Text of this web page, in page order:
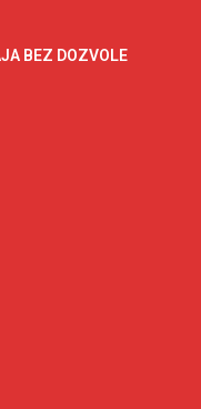
BEZ DOZVOLE